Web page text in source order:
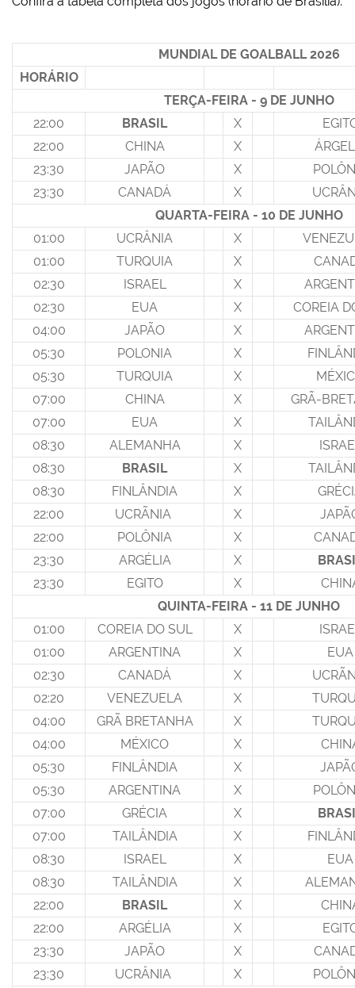
MUNDIAL DE GOALBALL 2026
HORÁRIO
TERÇA-FEIRA - 9 DE JUNHO
22:00
BRASIL X
22:00
CHINA X
23:30
JAPÃO X
23:30
CANADÁ X
QUARTA-FEIRA - 10 DE JUNHO
01:00
UCRÂNIA X
01:00
TURQUIA X
02:30
ISRAEL X
02:30
EUA X
COREIA
04:00
JAPÃO X
05:30
POLONIA X
05:30
TURQUIA X
07:00
CHINA X
GRÃ-
07:00
EUA X
08:30
ALEMANHA X
08:30
BRASIL X
08:30
FINLÂNDIA X
22:00
UCRÃNIA X
22:00
POLÔNIA X
23:30
ARGÉLIA X
23:30
EGITO X
QUINTA-FEIRA - 11 DE JUNHO
01:00
COREIA DO SUL X
01:00
ARGENTINA X
EUA
02:30
CANADÁ X
02:20
VENEZUELA X
04:00
GRÃ BRETANHA X
04:00
MÉXICO X
05:30
FINLÂNDIA X
05:30
ARGENTINA X
07:00
GRÉCIA X
07:00
TAILÂNDIA X
08:30
ISRAEL X
EUA
08:30
TAILÂNDIA X
22:00
BRASIL X
22:00
ARGÉLIA X
23:30
JAPÃO X
23:30
UCRÂNIA X